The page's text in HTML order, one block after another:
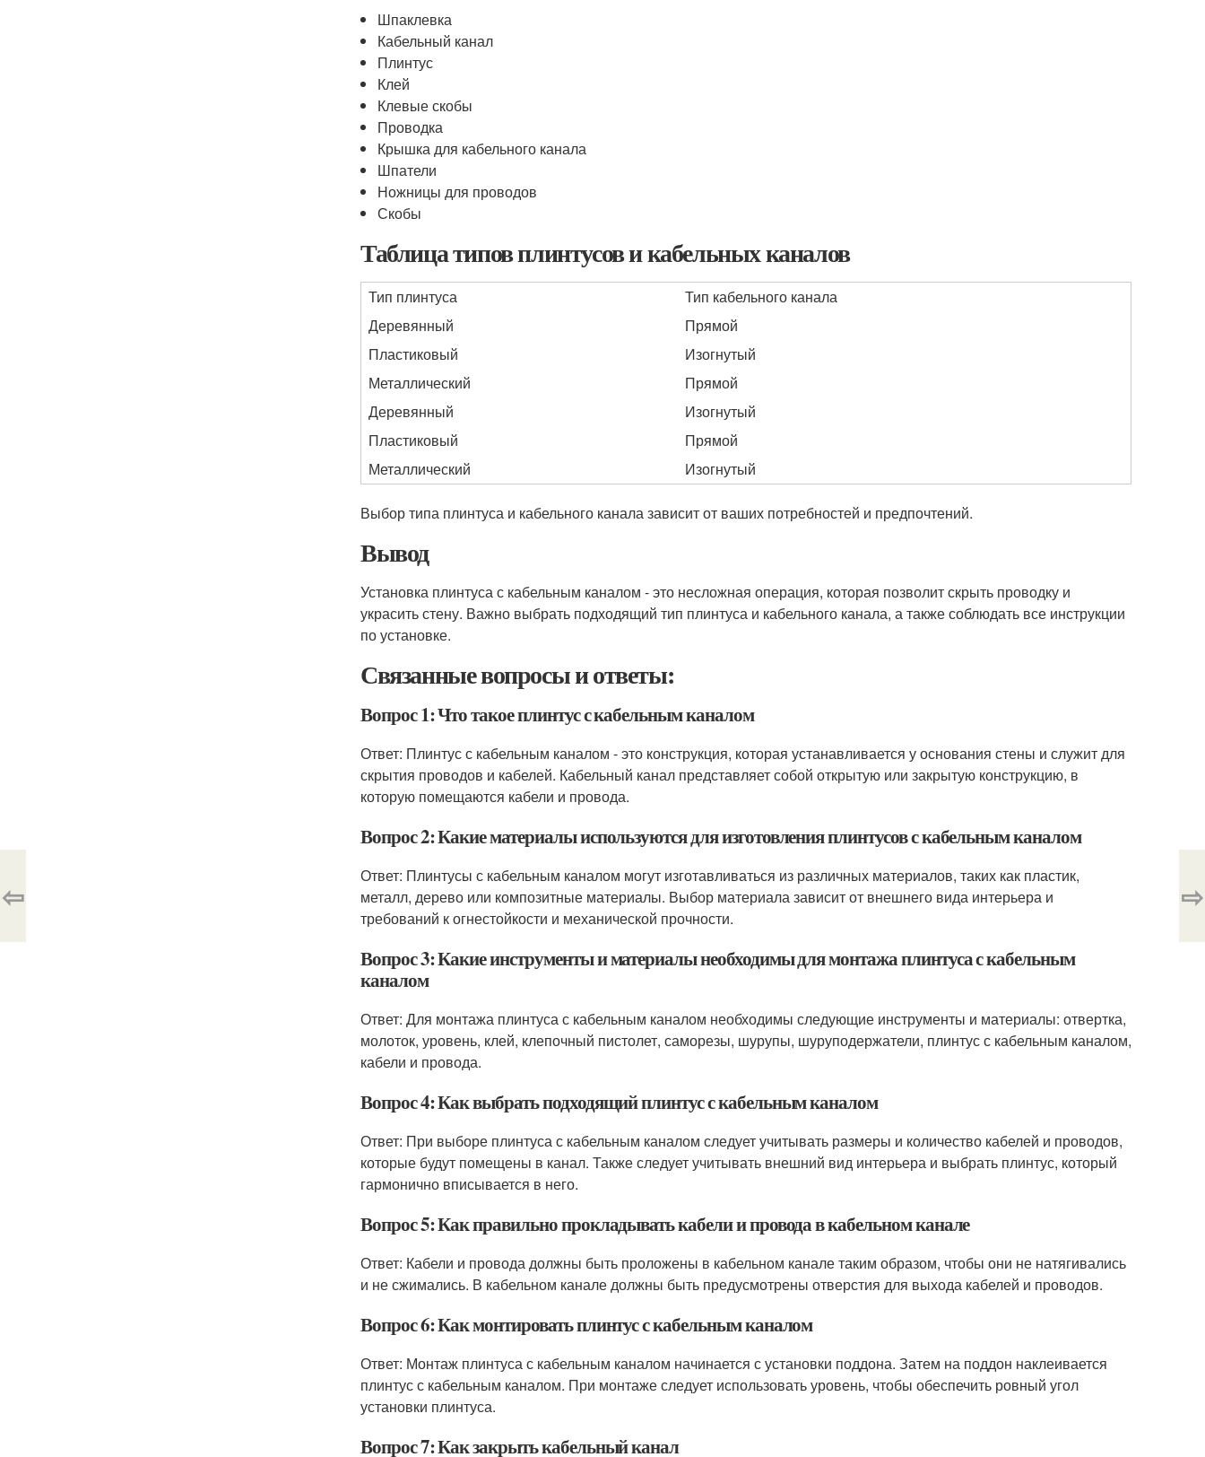
Шпаклевка
Кабельный канал
Плинтус
Клей
Клевые скобы
Проводка
Крышка для кабельного канала
Шпатели
Ножницы для проводов
Скобы
Таблица типов плинтусов и кабельных каналов
Тип плинтуса
Тип кабельного канала
Деревянный
Прямой
Пластиковый
Изогнутый
Металлический
Прямой
Деревянный
Изогнутый
Пластиковый
Прямой
Металлический
Изогнутый
Выбор типа плинтуса и кабельного канала зависит от ваших потребностей и предпочтений.
Вывод
Установка плинтуса с кабельным каналом - это несложная операция, которая позволит скрыть проводку и
украсить стену. Важно выбрать подходящий тип плинтуса и кабельного канала, а также соблюдать все инструкции
по установке.
Связанные вопросы и ответы:
Вопрос 1: Что такое плинтус с кабельным каналом
Ответ: Плинтус с кабельным каналом - это конструкция, которая устанавливается у основания стены и служит для
скрытия проводов и кабелей. Кабельный канал представляет собой открытую или закрытую конструкцию, в
которую помещаются кабели и провода.
Вопрос 2: Какие материалы используются для изготовления плинтусов с кабельным каналом
Ответ: Плинтусы с кабельным каналом могут изготавливаться из различных материалов, таких как пластик,
металл, дерево или композитные материалы. Выбор материала зависит от внешнего вида интерьера и
требований к огнестойкости и механической прочности.
Вопрос 3: Какие инструменты и материалы необходимы для монтажа плинтуса с кабельным
каналом
Ответ: Для монтажа плинтуса с кабельным каналом необходимы следующие инструменты и материалы: отвертка,
молоток, уровень, клей, клепочный пистолет, саморезы, шурупы, шуруподержатели, плинтус с кабельным каналом,
кабели и провода.
Вопрос 4: Как выбрать подходящий плинтус с кабельным каналом
Ответ: При выборе плинтуса с кабельным каналом следует учитывать размеры и количество кабелей и проводов,
которые будут помещены в канал. Также следует учитывать внешний вид интерьера и выбрать плинтус, который
гармонично вписывается в него.
Вопрос 5: Как правильно прокладывать кабели и провода в кабельном канале
Ответ: Кабели и провода должны быть проложены в кабельном канале таким образом, чтобы они не натягивались
и не сжимались. В кабельном канале должны быть предусмотрены отверстия для выхода кабелей и проводов.
Вопрос 6: Как монтировать плинтус с кабельным каналом
Ответ: Монтаж плинтуса с кабельным каналом начинается с установки поддона. Затем на поддон наклеивается
плинтус с кабельным каналом. При монтаже следует использовать уровень, чтобы обеспечить ровный угол
установки плинтуса.
Вопрос 7: Как закрыть кабельный канал
⇦ ⇨